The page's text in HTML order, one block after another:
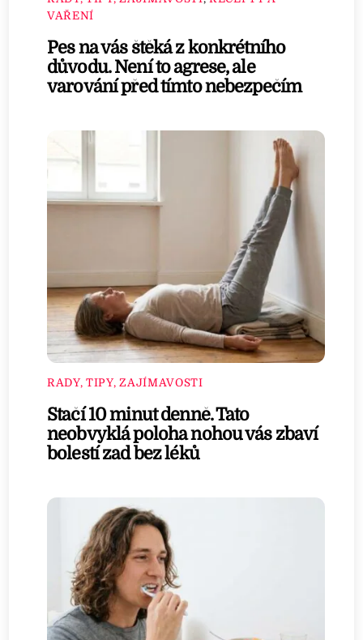
VAŘENÍ
Pes na vás štěká z konkrétního
důvodu. Není to agrese, ale
varování před tímto nebezpečím
RADY, TIPY, ZAJÍMAVOSTI
Stačí 10 minut denně. Tato
neobvyklá poloha nohou vás zbaví
bolestí zad bez léků